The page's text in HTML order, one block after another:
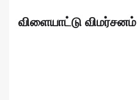
விளையாட்டு விமர்சனம்